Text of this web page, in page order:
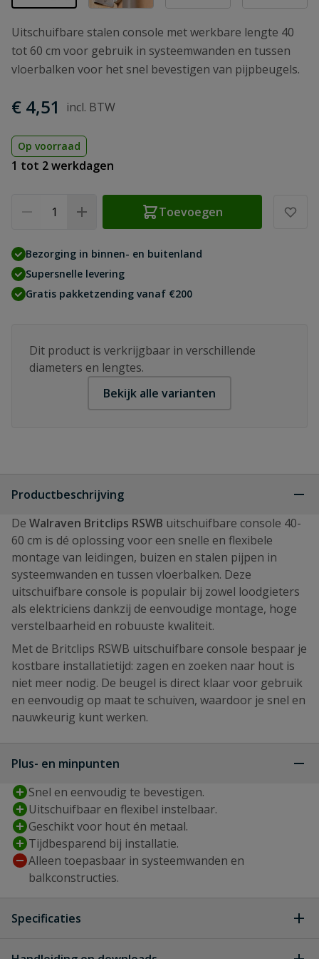
Uitschuifbare stalen console met werkbare lengte 40
tot 60 cm voor gebruik in systeemwanden en tussen
vloerbalken voor het snel bevestigen van pijpbeugels.
€ 4,51
Op voorraad
1 tot 2 werkdagen
Toevoegen
Bezorging in binnen- en buitenland
Supersnelle levering
Gratis pakketzending vanaf €200
Dit product is verkrijgbaar in verschillende
diameters en lengtes.
Bekijk alle varianten
Productbeschrijving
De Walraven Britclips RSWB uitschuifbare console 40-
60 cm is dé oplossing voor een snelle en flexibele
montage van leidingen, buizen en stalen pijpen in
systeemwanden en tussen vloerbalken. Deze
uitschuifbare console is populair bij zowel loodgieters
als elektriciens dankzij de eenvoudige montage, hoge
verstelbaarheid en robuuste kwaliteit.
Met de Britclips RSWB uitschuifbare console bespaar je
kostbare installatietijd: zagen en zoeken naar hout is
niet meer nodig. De beugel is direct klaar voor gebruik
en eenvoudig op maat te schuiven, waardoor je snel en
nauwkeurig kunt werken.
Plus- en minpunten
Snel en eenvoudig te bevestigen.
Uitschuifbaar en flexibel instelbaar.
Geschikt voor hout én metaal.
Tijdbesparend bij installatie.
Alleen toepasbaar in systeemwanden en
balkconstructies.
Specificaties